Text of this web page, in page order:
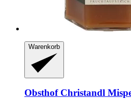
Warenkorb
Obsthof Christandl